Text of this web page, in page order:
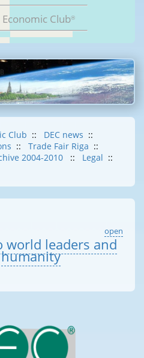
Club®
Club :: DEC news ::
:: Trade Fair Riga ::
2004-2010 :: Legal ::
open
world leaders and
humanity